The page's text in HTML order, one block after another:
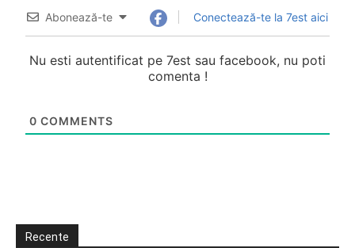
Abonează-te Conectează-te la 7est aici
Nu esti autentificat pe 7est sau facebook, nu poti
comenta !
0 COMMENTS
Recente